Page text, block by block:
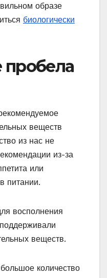
образе
биологически
пробела
веществ
из нас не
из-за
или
питании.
восполнения
веществ.
количество